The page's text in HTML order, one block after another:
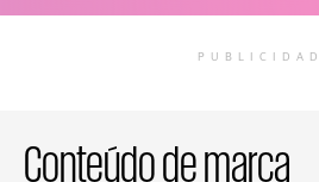
Conteúdo de marca